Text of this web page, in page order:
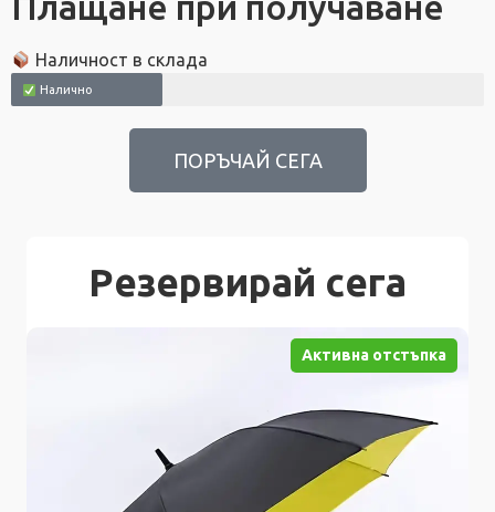
Наличност в склада
Налично
ПОРЪЧАЙ СЕГА
Резервирай сега
Активна отстъпка